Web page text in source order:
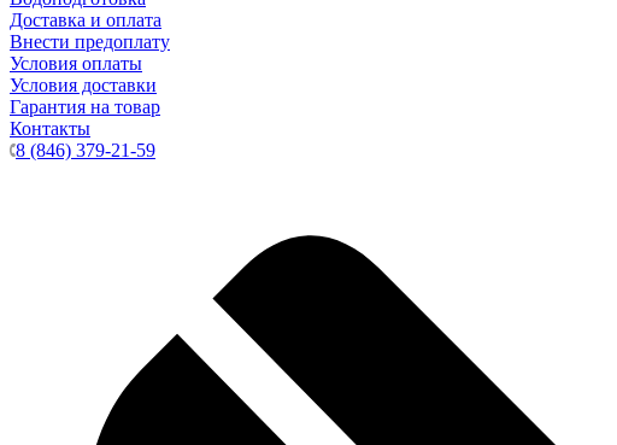
Доставка и оплата
Внести предоплату
Условия оплаты
Условия доставки
Гарантия на товар
Контакты
8 (846) 379-21-59